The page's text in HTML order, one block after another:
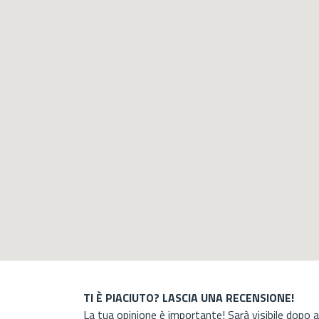
TI È PIACIUTO? LASCIA UNA RECENSIONE!
La tua opinione è importante! Sarà visibile dopo